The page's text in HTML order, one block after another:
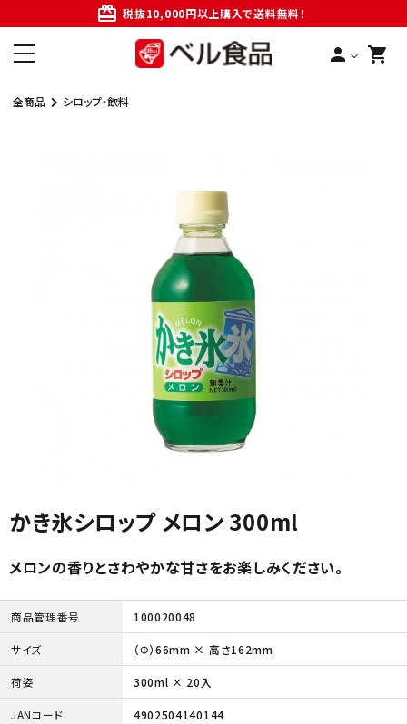
card_giftcard 税抜10,000円以上購入で送料無料！
person shopping_cart
全商品 シロップ・飲料
かき氷シロップ メロン 300ml
メロンの香りとさわやかな甘さをお楽しみください。
商品管理番号 100020048
サイズ （Φ）66mm × 高さ162mm
荷姿 300ml × 20入
JANコード 4902504140144